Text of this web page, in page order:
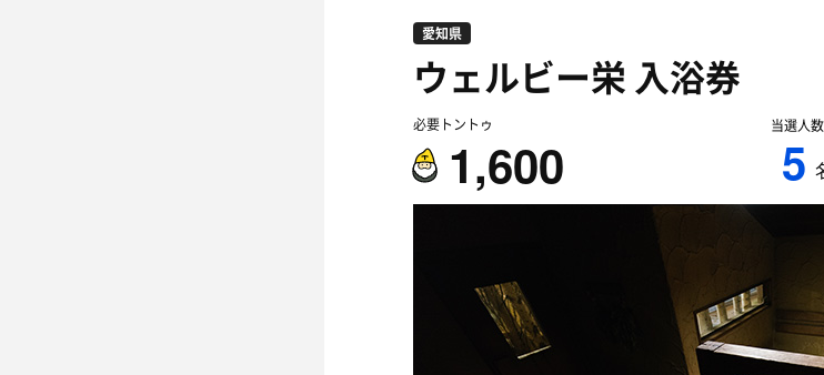
愛知県
ウェルビー栄入浴券
必要トントゥ
1,600
当選人数
5